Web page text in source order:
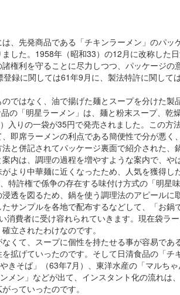
、先発商品である「チキンラーメン」のパッ
した。1958年（昭和33）の12月に改称した
権利を守ることに尽力しつつ、パッケージの
録に関しては61年9月に、製法特許に関しては
ではなく、油で揚げた麺とスープを分けた製
の「明星ラーメン」は、麺と粉末スープ、乾
入りの一袋が35円で発売されました。この方
即席ラーメンの利点である簡便性で分が悪く
と併記されてパッケージ裏面で紹介された、
内は、調理の過程を増やすような案内で、や
より中華麺に近くなったため、人気を獲得し
特許権で係争の存在する味付け方式の「明星
透を図るため、鍋を使う調理法のアピールに
サンプルを各地で配布するなどして、「お鍋
消費者に受け容れられていきます。現在袋ラ
立されたわけなのです。
くて、スープに個性を持たせる事が容易であ
拡げていったのです。そして日清食品の「チ
きそば」（63年7月）、東洋水産の「マルちゃ
ン」などが出て、インスタント化の流れは、
っていったのです。